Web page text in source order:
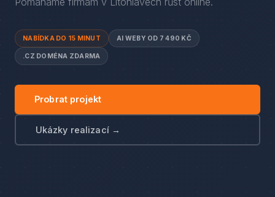
NABÍDKA DO 15 MINUT AI WEBY OD 7 490 KČ
.CZ DOMÉNA ZDARMA
Probrat projekt
Ukázky realizací →